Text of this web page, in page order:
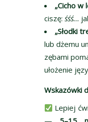
„Cicho w
ciszę: śśś…
„Słodki
lub dżemu
zębami
ułożenie
Wskazówki
Lepiej